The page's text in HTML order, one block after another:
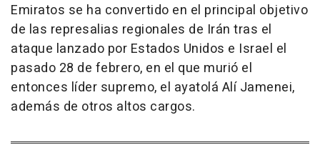
Emiratos se ha convertido en el principal objetivo
de las represalias regionales de Irán tras el
ataque lanzado por Estados Unidos e Israel el
pasado 28 de febrero, en el que murió el
entonces líder supremo, el ayatolá Alí Jamenei,
además de otros altos cargos.